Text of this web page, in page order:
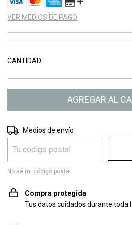
VER MEDIOS DE PAGO
CANTIDAD
Entregas para el CP:
Medios de envío
No sé mi código postal
Compra protegida
Tus datos cuidados durante toda